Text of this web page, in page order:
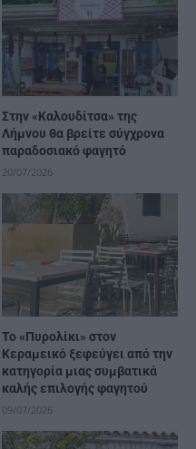
Στην «Καλουδίτσα» της
Λήμνου θα βρείτε σύγχρονα
παραδοσιακό φαγητό
20/07/2026
Το «Πυρολίκι» στον
Κεραμεικό ξεφεύγει από την
κατηγορία μιας συμβατικά
καλής επιλογής φαγητού
09/07/2026